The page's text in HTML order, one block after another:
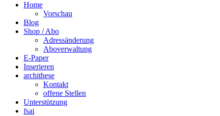
Home
Vorschau
Blog
Shop / Abo
Adressänderung
Aboverwaltung
E-Paper
Inserieren
archithese
Kontakt
offene Stellen
Unterstützung
fsai